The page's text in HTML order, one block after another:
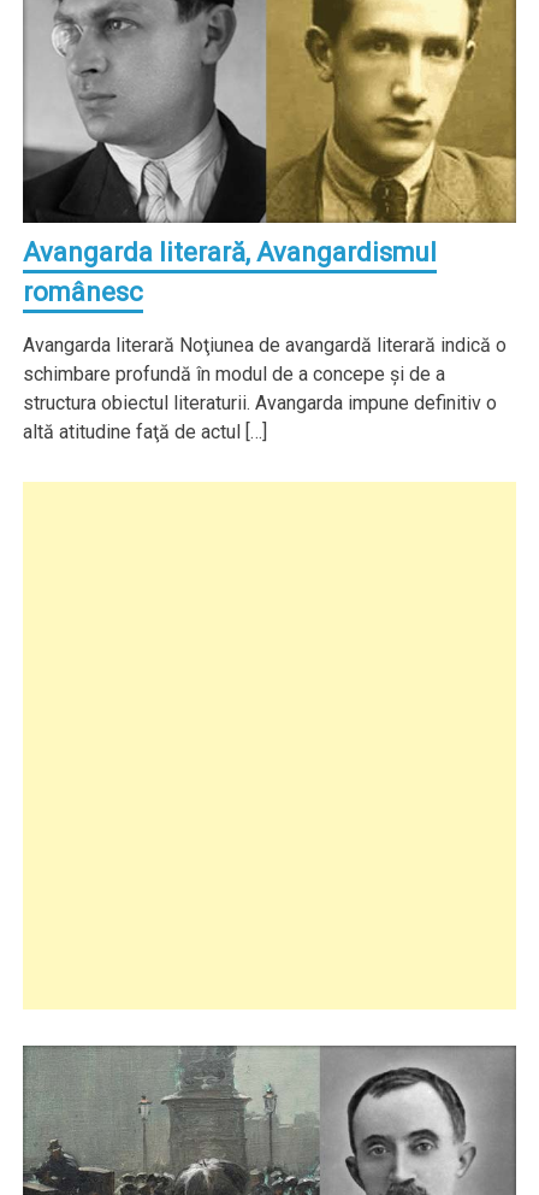
Avangarda literară, Avangardismul
românesc
Avangarda literară Noţiunea de avangardă literară indică o
schimbare profundă în modul de a concepe şi de a
structura obiectul literaturii. Avangarda impune definitiv o
altă atitudine faţă de actul […]